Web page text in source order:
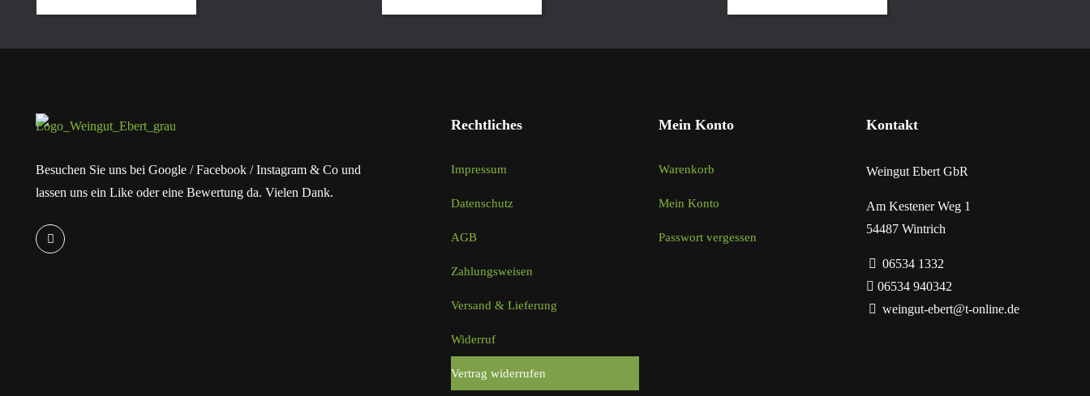
Besuchen Sie uns bei Google / Facebook / Instagram & Co und
lassen uns ein Like oder eine Bewertung da. Vielen Dank.
Rechtliches
Impressum
Datenschutz
AGB
Zahlungsweisen
Versand & Lieferung
Widerruf
Vertrag widerrufen
Mein Konto
Warenkorb
Mein Konto
Passwort vergessen
Kontakt
Weingut Ebert GbR
Am Kestener Weg 1
54487 Wintrich
06534 1332
06534 940342
weingut-ebert@t-online.de